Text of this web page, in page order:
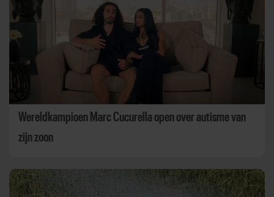
Wereldkampioen Marc Cucurella open over autisme van
zijn zoon